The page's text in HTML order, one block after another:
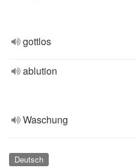
gottlos
ablution
Waschung
Deutsch